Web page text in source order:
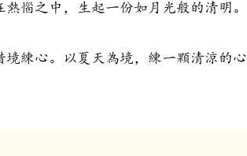
熱惱之中，生起一份如月光般的清明。
境練心。以夏天為境，練一顆清涼的心